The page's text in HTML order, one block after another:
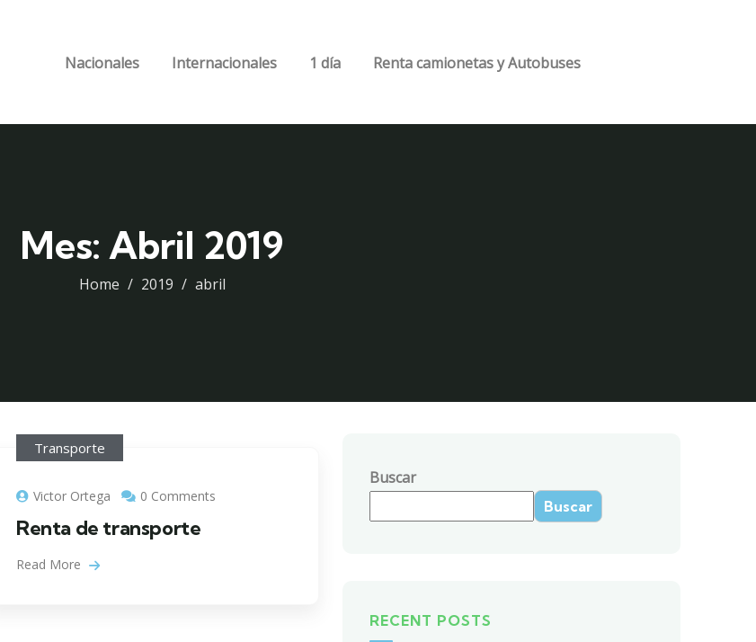
Nacionales Internacionales 1 día Renta camionetas y Autobuses
Mes:Abril 2019
Home 2019 abril
Transporte
Victor Ortega 0 Comments
Renta de transporte
Read More
Buscar
Buscar
RECENT POSTS